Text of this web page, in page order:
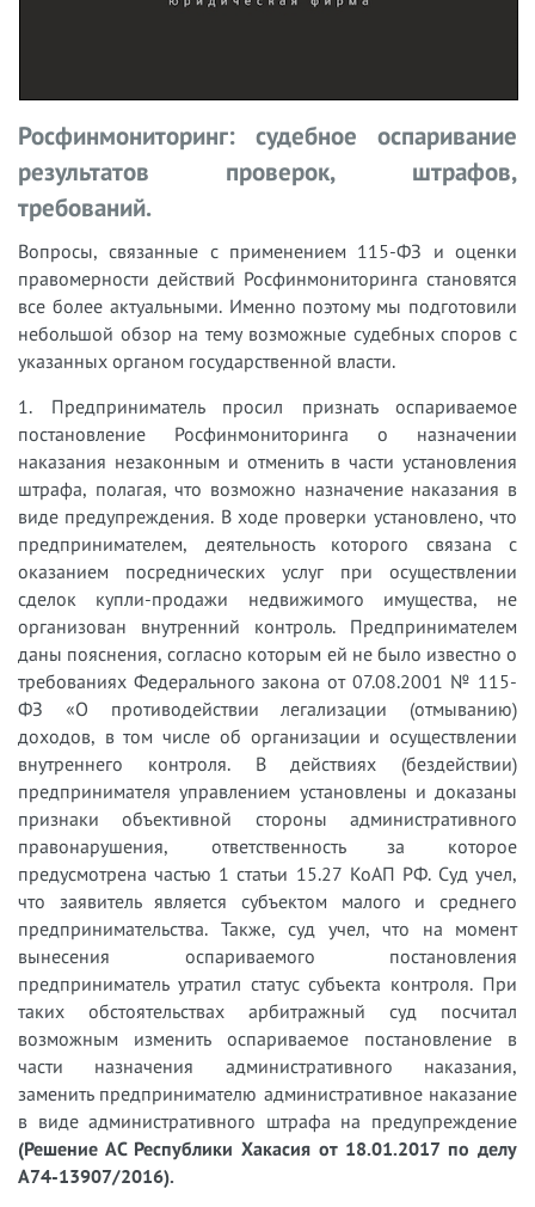
Росфинмониторинг: судебное оспаривание
результатов проверок, штрафов,
требований.
Вопросы, связанные с применением 115-ФЗ и оценки
правомерности действий Росфинмониторинга становятся
все более актуальными. Именно поэтому мы подготовили
небольшой обзор на тему возможные судебных споров с
указанных органом государственной власти.
1. Предприниматель просил признать оспариваемое
постановление Росфинмониторинга о назначении
наказания незаконным и отменить в части установления
штрафа, полагая, что возможно назначение наказания в
виде предупреждения. В ходе проверки установлено, что
предпринимателем, деятельность которого связана с
оказанием посреднических услуг при осуществлении
сделок купли-продажи недвижимого имущества, не
организован внутренний контроль. Предпринимателем
даны пояснения, согласно которым ей не было известно о
требованиях Федерального закона от 07.08.2001 № 115-
ФЗ «О противодействии легализации (отмыванию)
доходов, в том числе об организации и осуществлении
внутреннего контроля. В действиях (бездействии)
предпринимателя управлением установлены и доказаны
признаки объективной стороны административного
правонарушения, ответственность за которое
предусмотрена частью 1 статьи 15.27 КоАП РФ. Суд учел,
что заявитель является субъектом малого и среднего
предпринимательства. Также, суд учел, что на момент
вынесения оспариваемого постановления
предприниматель утратил статус субъекта контроля. При
таких обстоятельствах арбитражный суд посчитал
возможным изменить оспариваемое постановление в
части назначения административного наказания,
заменить предпринимателю административное наказание
в виде административного штрафа на предупреждение
(Решение АС Республики Хакасия от 18.01.2017 по делу
А74-13907/2016).